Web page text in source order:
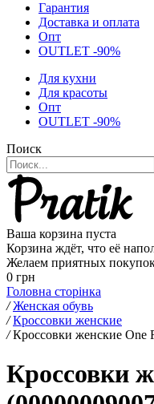
Гарантия
Доставка и оплата
Опт
OUTLET -90%
Для кухни
Для красоты
Опт
OUTLET -90%
Поиск
Ваша корзина пуста
Корзина ждёт, что её
Желаем приятных
0 грн
Головна сторінка
/ Женская обувь
/ Кроссовки женские
/ Кроссовки женские One
Кроссовки